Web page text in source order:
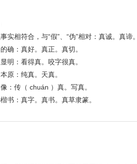
事实相符合，与“假”、“伪”相对：真诚。真
确：真好。真正。真切。
明：看得真。咬字很真。
原：纯真。天真。
：传（ chuán ）真。写真。
书：真字。真书。真草隶篆。